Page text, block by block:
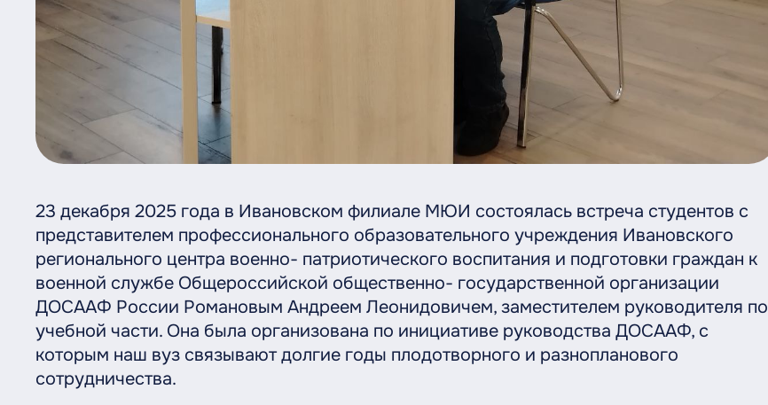
23 декабря 2025 года в Ивановском филиале МЮИ состоялась встреча студентов с
представителем профессионального образовательного учреждения Ивановского
регионального центра военно- патриотического воспитания и подготовки граждан к
военной службе Общероссийской общественно- государственной организации
ДОСААФ России Романовым Андреем Леонидовичем, заместителем руководителя по
учебной части. Она была организована по инициативе руководства ДОСААФ, с
которым наш вуз связывают долгие годы плодотворного и разнопланового
сотрудничества.